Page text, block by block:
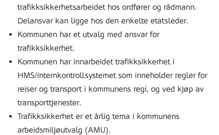
trafikksikkerhetsarbeidet hos ordfører og rådmann.
Delansvar kan ligge hos den enkelte etatsleder.
Kommunen har et utvalg med ansvar for
trafikksikkerhet.
Kommunen har innarbeidet trafikksikkerhet i
HMS/internkontrollsystemet som inneholder regler for
reiser og transport i kommunens regi, og ved kjøp av
transporttjenester.
Trafikksikkerhet er et årlig tema i kommunens
arbeidsmiljøutvalg (AMU).